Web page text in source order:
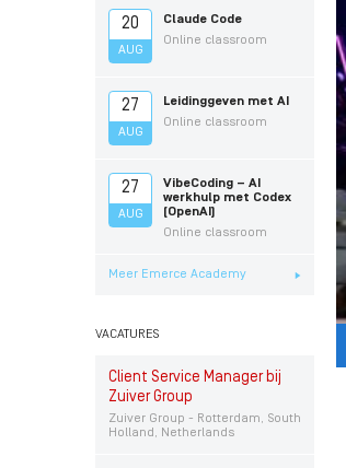
20
AUG
Claude Code
Online classroom
27
AUG
Leidinggeven met AI
Online classroom
27
AUG
VibeCoding – AI
werkhulp met Codex
(OpenAI)
Online classroom
Meer Emerce Academy
VACATURES
Client Service Manager bij
Zuiver Group
Zuiver Group - Rotterdam, South
Holland, Netherlands